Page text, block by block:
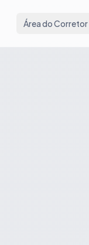
Área do Corretor